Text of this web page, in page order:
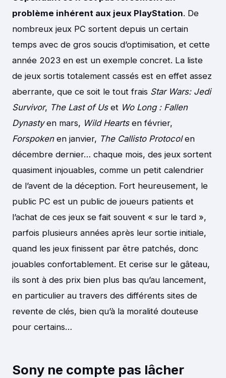
problème inhérent aux jeux PlayStation. De
nombreux jeux PC sortent depuis un certain
temps avec de gros soucis d’optimisation, et cette
année 2023 en est un exemple concret. La liste
de jeux sortis totalement cassés est en effet assez
aberrante, que ce soit le tout frais Star Wars: Jedi
Survivor, The Last of Uset Wo Long : Fallen
Dynastyen mars, Wild Heartsen février,
Forspokenen janvier, The Callisto Protocolen
décembre dernier… chaque mois, des jeux sortent
quasiment injouables, comme un petit calendrier
de l’avent de la déception. Fort heureusement, le
public PC est un public de joueurs patients et
l’achat de ces jeux se fait souvent « sur le tard »,
parfois plusieurs années après leur sortie initiale,
quand les jeux finissent par être patchés, donc
jouables confortablement. Et cerise sur le gâteau,
ils sont à des prix bien plus bas qu’au lancement,
en particulier au travers des différents sites de
revente de clés, bien qu’à la moralité douteuse
pour certains…
Sony ne compte pas lâcher